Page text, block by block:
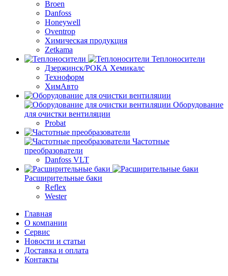
Broen
Danfoss
Honeywell
Oventrop
Химическая продукция
Zetkama
Теплоносители
Дзержинск/РОКА Хемикалс
Техноформ
ХимАвто
Оборудование
для очистки вентиляции
Probat
Частотные
преобразователи
Danfoss VLT
Расширительные баки
Reflex
Wester
Главная
О компании
Сервис
Новости и статьи
Доставка и оплата
Контакты